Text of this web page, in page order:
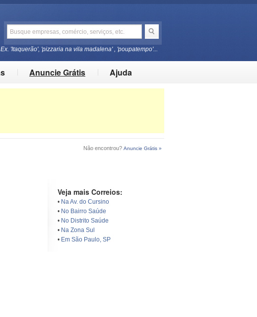
Ex. 'Itaquerão', 'pizzaria na vila madalena' , 'poupatempo'...
Anuncie Grátis Ajuda
Não encontrou? Anuncie Grátis »
Veja mais Correios:
• Na Av. do Cursino
• No Bairro Saúde
• No Distrito Saúde
• Na Zona Sul
• Em São Paulo, SP